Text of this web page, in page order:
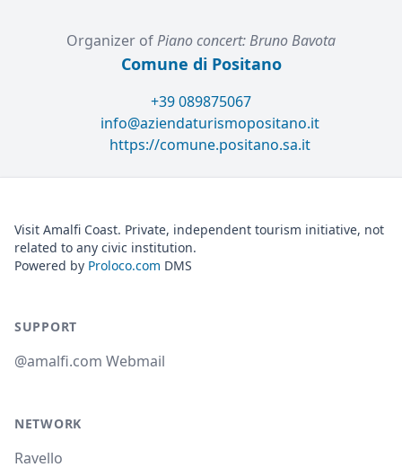
Organizer ofPiano concert: Bruno Bavota
Comune di Positano
+39 089875067
info@aziendaturismopositano.it
https://comune.positano.sa.it
Visit Amalfi Coast. Private, independent tourism initiative, not
related to any civic institution.
Powered by Proloco.com DMS
SUPPORT
@amalfi.com Webmail
NETWORK
Ravello